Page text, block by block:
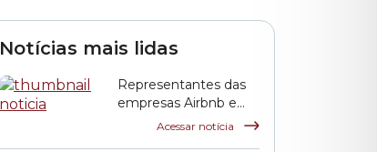
Notícias mais lidas
Representantes das
empresas Airbnb e
QuintoAndar prestam
Acessar notícia